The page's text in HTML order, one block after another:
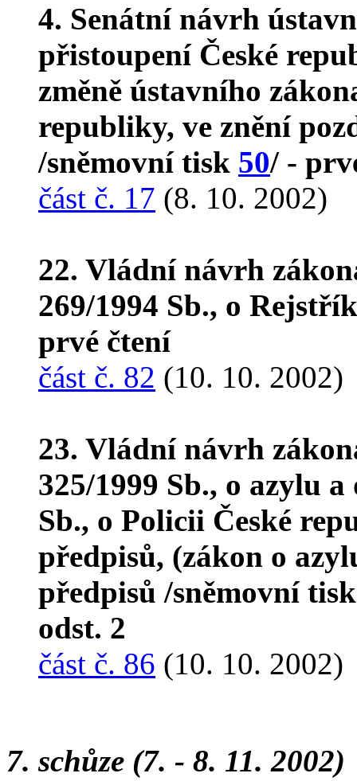
4. Senátní návrh
přistoupení České
změně ústavního
republiky, ve znění
/sněmovní tisk 50/ -
část č. 17 (8. 10. 2002)
22. Vládní návrh
269/1994 Sb., o
prvé čtení
část č. 82 (10. 10. 2002)
23. Vládní návrh
325/1999 Sb., o azylu a
Sb., o Policii České
předpisů, (zákon o
předpisů /sněmovní
odst. 2
část č. 86 (10. 10. 2002)
7. schůze (7. - 8. 11. 2002)